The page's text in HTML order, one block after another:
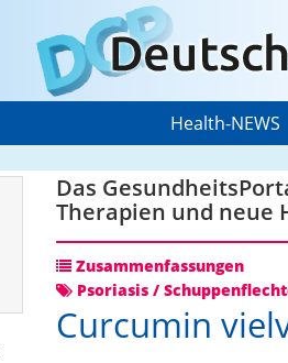
Health-NEWS
Das
Therapien und neue
Zusammenfassungen
Psoriasis /
Curcumin